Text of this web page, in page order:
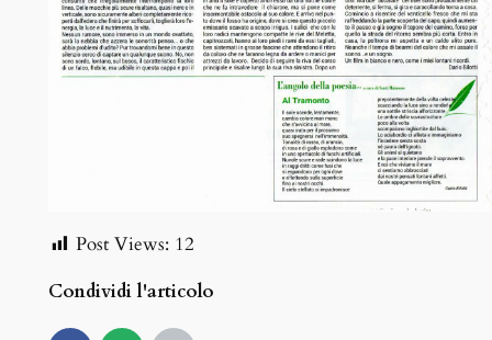
Post Views: 12
Condividi l'articolo